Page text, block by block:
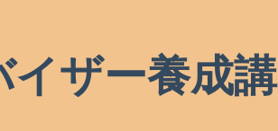
ザー養成講